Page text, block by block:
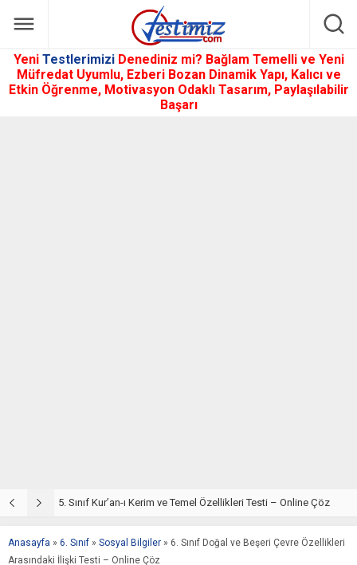
Yeni Testlerimizi Denediniz mi? Bağlam Temelli ve Yeni
Müfredat Uyumlu, Ezberi Bozan Dinamik Yapı, Kalıcı ve
Etkin Öğrenme, Motivasyon Odaklı Tasarım, Paylaşılabilir
Başarı
5. Sınıf Kur’an-ı Kerim ve Temel Özellikleri Testi – Online Çöz
Anasayfa » 6. Sınıf » Sosyal Bilgiler » 6. Sınıf Doğal ve Beşeri Çevre Özellikleri
Arasındaki İlişki Testi – Online Çöz